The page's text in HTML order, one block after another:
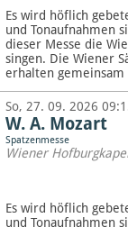
Es wird höflich
und Tonaufnahmen
dieser Messe die
singen. Die Wiener
erhalten
So, 27. 09. 2026
W. A. Mozart
Spatzenmesse
Wiener
Es wird höflich
und Tonaufnahmen